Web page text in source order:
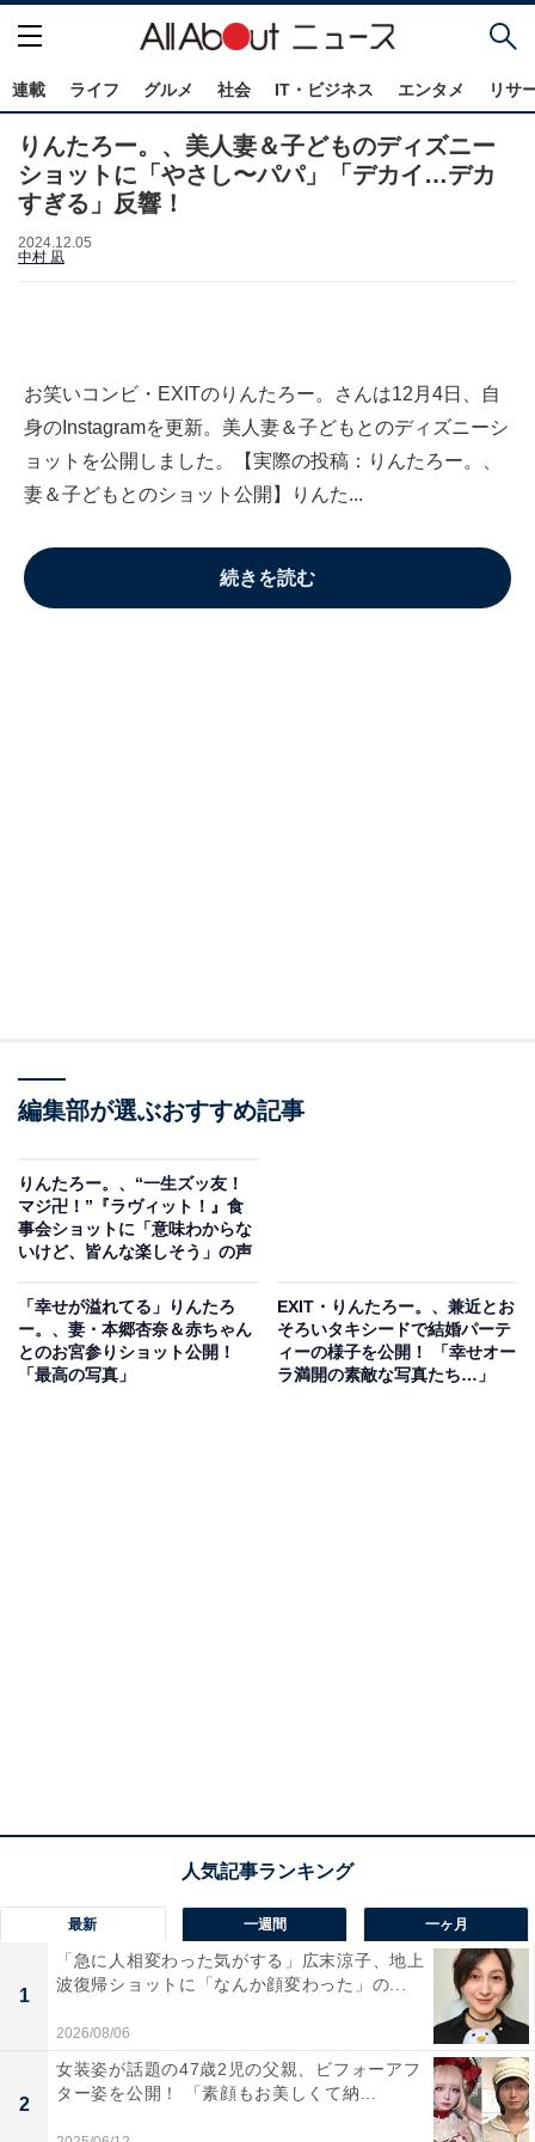
連載 ライフ グルメ 社会 IT・ビジネス エンタメ リサ
りんたろー。、美人妻＆子どものディズニー
ショットに「やさし〜パパ」「デカイ…デカ
すぎる」反響！
2024.12.05
中村 凪
お笑いコンビ・EXITのりんたろー。さんは12月4日、自
身のInstagramを更新。美人妻＆子どもとのディズニーシ
ョットを公開しました。【実際の投稿：りんたろー。、
妻＆子どもとのショット公開】りんた...
続きを読む
編集部が選ぶおすすめ記事
りんたろー。、“一生ズッ友！
マジ卍！”『ラヴィット！』食
事会ショットに「意味わからな
いけど、皆んな楽しそう」の声
「幸せが溢れてる」りんたろ
ー。、妻・本郷杏奈＆赤ちゃん
とのお宮参りショット公開！
「最高の写真」
EXIT・りんたろー。、兼近とお
そろいタキシードで結婚パーテ
ィーの様子を公開！ 「幸せオー
ラ満開の素敵な写真たち…」
最新 一週間 一ヶ月
1
「急に人相変わった気がする」広末涼子、地上
波復帰ショットに「なんか顔変わった」の...
2026/08/06
2
女装姿が話題の47歳2児の父親、ビフォーアフ
ター姿を公開！ 「素顔もお美しくて納...